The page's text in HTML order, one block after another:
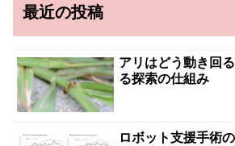
最近の投稿
アリはどう動き回
る探索の仕組み
ロボット支援手術